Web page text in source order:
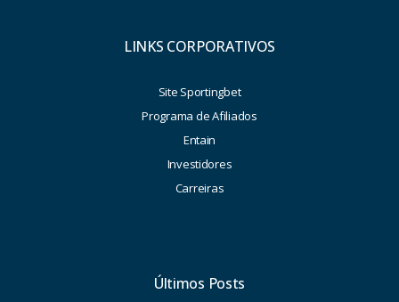
LINKS CORPORATIVOS
Site Sportingbet
Programa de Afiliados
Entain
Investidores
Carreiras
Últimos Posts